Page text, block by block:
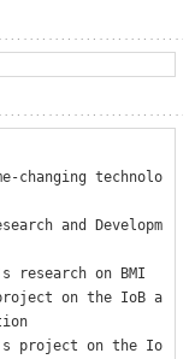
changing technolo
and Developm
research on BMI
on the IoB a
project on the Io